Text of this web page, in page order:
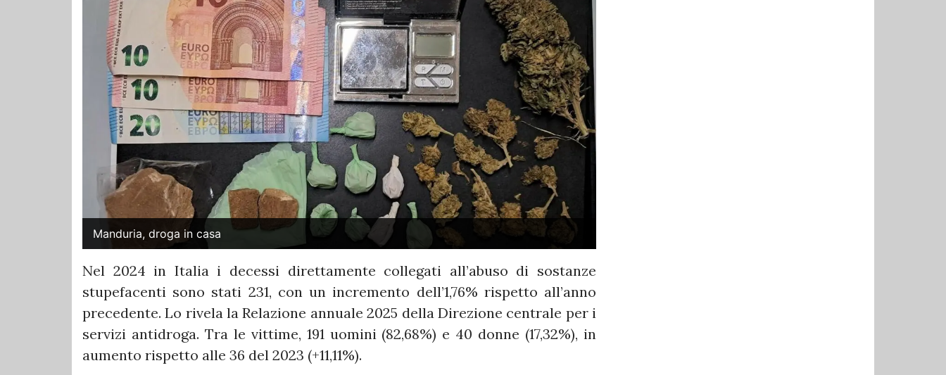
Manduria, droga in casa
Nel 2024 in Italia i decessi direttamente collegati all’abuso di sostanze
stupefacenti sono stati 231, con un incremento dell’1,76% rispetto all’anno
precedente. Lo rivela la Relazione annuale 2025 della Direzione centrale per i
servizi antidroga. Tra le vittime, 191 uomini (82,68%) e 40 donne (17,32%), in
aumento rispetto alle 36 del 2023 (+11,11%).